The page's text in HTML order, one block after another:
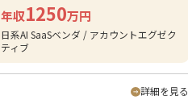
年収1250万円
日系AI SaaSベンダ / アカウントエグゼク
ティブ
詳細を見る